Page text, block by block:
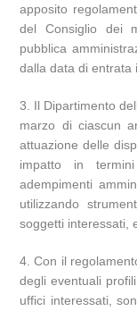
apposito
del Consiglio dei
pubblica
dalla data di entrata
3. Il Dipartimento
marzo di ciascun
attuazione delle
impatto in
adempimenti
utilizzando
soggetti interessati,
4. Con il
degli eventuali
uffici interessati,